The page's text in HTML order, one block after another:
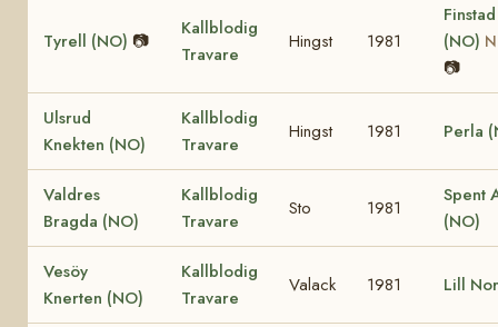
Tyrell (NO) 📷
Kallblodig
Travare
Hingst 1981
(NO)
📷
Ulsrud
Knekten (NO)
Kallblodig
Travare
Hingst 1981 Perla
Valdres
Bragda (NO)
Kallblodig
Travare
Sto 1981
Spent
(NO)
Vesöy
Knerten (NO)
Kallblodig
Travare
Valack 1981 Lill